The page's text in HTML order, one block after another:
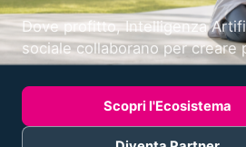
Dove profitto, Intelligenza
sociale collaborano per creare
Scopri l'Ecosistema